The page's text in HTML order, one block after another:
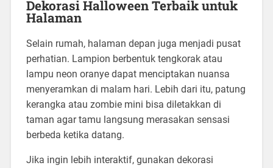
Dekorasi Halloween Terbaik untuk
Halaman
Selain rumah, halaman depan juga menjadi pusat
perhatian. Lampion berbentuk tengkorak atau
lampu neon oranye dapat menciptakan nuansa
menyeramkan di malam hari. Lebih dari itu, patung
kerangka atau zombie mini bisa diletakkan di
taman agar tamu langsung merasakan sensasi
berbeda ketika datang.
Jika ingin lebih interaktif, gunakan dekorasi